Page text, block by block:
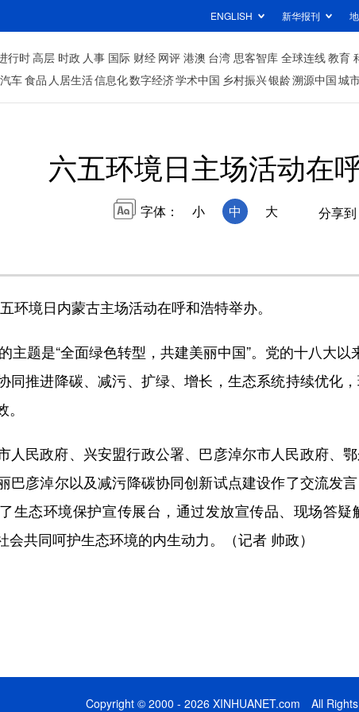
ENGLISH 新华报刊
行时高层 时政 人事 国际 财经 网评 港澳 台湾 思客智库 全球连线教育
汽车食品 人居生活信息化数字经济学术中国 乡村振兴银龄溯源中国城
六五环境日主场活动在
字体： 小 中 大 分享到
境日内蒙古主场活动在呼和浩特举办。
题是“全面绿色转型，共建美丽中国”。党的十八大以
同推进降碳、减污、扩绿、增长，生态系统持续优化
民政府、兴安盟行政公署、巴彦淖尔市人民政府、
巴彦淖尔以及减污降碳协同创新试点建设作了交流发
生态环境保护宣传展台，通过发放宣传品、现场答
共同呵护生态环境的内生动力。（记者 帅政）
Copyright © 2000 - 2026 XINHUANET.com All